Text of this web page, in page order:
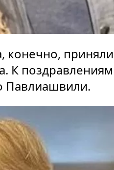
конечно,
К
Павлиашвили.